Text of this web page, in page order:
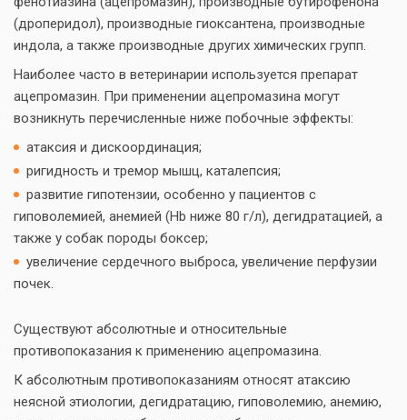
(дроперидол), производные гиоксантена, производные
индола, а также производные других химических групп.
Наиболее часто в ветеринарии используется препарат
ацепромазин. При применении ацепромазина могут
возникнуть перечисленные ниже побочные эффекты:
атаксия и дискоординация;
ригидность и тремор мышц, каталепсия;
развитие гипотензии, особенно у пациентов с
гиповолемией, анемией (Hb ниже 80 г/л), дегидратацией, а
также у собак породы боксер;
увеличение сердечного выброса, увеличение перфузии
почек.
Существуют абсолютные и относительные
противопоказания к применению ацепромазина.
К абсолютным противопоказаниям относят атаксию
неясной этиологии, дегидратацию, гиповолемию, анемию,